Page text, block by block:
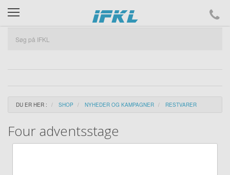
ifkl
DU ER HER : SHOP NYHEDER OG KAMPAGNER RESTVARER
Four adventsstage